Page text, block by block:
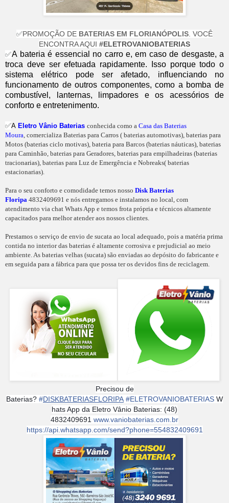
✅PROMOÇÃO DE BATERIAS EM FLORIANÓPOLIS . VOCÊ
ENCONTRA AQUI #ELETROVANIOBATERIAS
✅A bateria é essencial no carro e, em caso de desgaste, a
troca deve ser efetuada rapidamente. Isso porque todo o
sistema elétrico pode ser afetado, influenciando no
funcionamento de outros componentes, como a bomba de
combustível, lanternas, limpadores e os acessórios de
conforto e entretenimento.
✅A Eletro Vânio Baterias conhecida como a Casa das Baterias
Moura , comercializa Baterias para Carros ( baterias automotivas), baterias para
Motos (baterias ciclo motivas), bateria para Barcos (baterias náuticas), baterias
para Caminhão, baterias para Geradores, baterias para empilhadeiras (baterias
tracionarias), baterias para Luz de Emergência e Nobreaks( baterias
estacionarias).
Para o seu conforto e comodidade temos nosso Disk Baterias
Floripa 4832409691 e nós entregamos e instalamos no local, com
atendimento via chat Whats App e temos frota própria e técnicos altamente
capacitados para melhor atender aos nossos clientes.
Prestamos o serviço de envio de sucata ao local adequado, pois a matéria prima
contida no interior das baterias é altamente corrosiva e prejudicial ao meio
ambiente. As baterias velhas (sucata) são enviadas ao depósito do fabricante e
em seguida para a fábrica para que possa ter os devidos fins de reciclagem.
Precisou de
Baterias? #DISKBATERIASFLORIPA #ELETROVANIOBATERIAS W
hats App da Eletro Vânio Baterias: (48)
4832409691 www.vaniobaterias.com.br
https://api.whatsapp.com/send?phone=554832409691